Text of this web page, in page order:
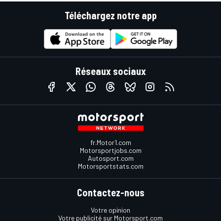
Téléchargez notre app
Réseaux sociaux
fr.Motor1.com
Motorsportjobs.com
Autosport.com
Motorsportstats.com
Contactez-nous
Votre opinion
Votre publicité sur Motorsport.com